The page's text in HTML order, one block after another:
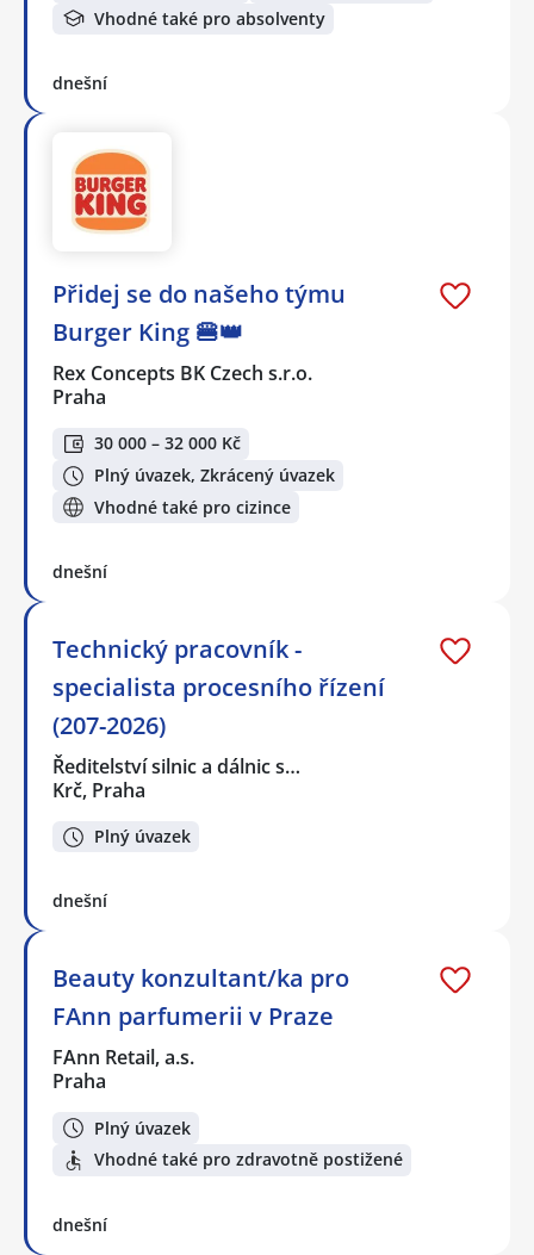
Vhodné také pro absolventy
dnešní
Přidej se do našeho týmu
Burger King 🍔👑
Rex Concepts BK Czech s.r.o.
Praha
30 000 – 32 000 Kč
Plný úvazek, Zkrácený úvazek
Vhodné také pro cizince
dnešní
Technický pracovník -
specialista procesního řízení
(207-2026)
Ředitelství silnic a dálnic s…
Krč, Praha
Plný úvazek
dnešní
Beauty konzultant/ka pro
FAnn parfumerii v Praze
FAnn Retail, a.s.
Praha
Plný úvazek
Vhodné také pro zdravotně postižené
dnešní